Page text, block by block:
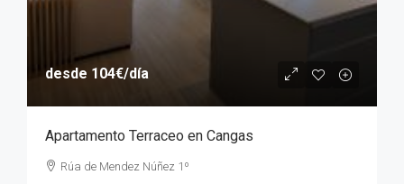
desde 104€/día
Apartamento Terraceo en Cangas
Rúa de Mendez Núñez 1º